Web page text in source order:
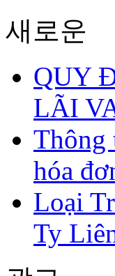
새로운
QUY
LÃI
Thông
hóa
Loại
Ty
QUY ĐỊNH